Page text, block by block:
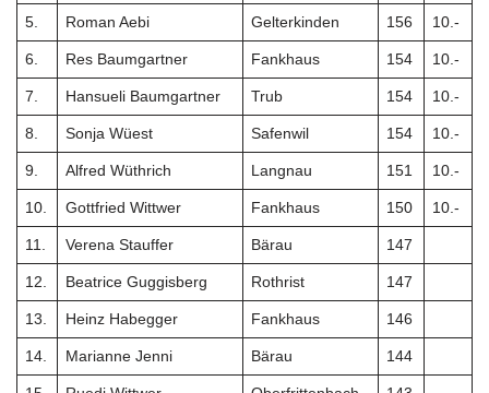
5. Roman Aebi Gelterkinden 156 10.-
6. Res Baumgartner Fankhaus 154 10.-
7. Hansueli Baumgartner Trub 154 10.-
8. Sonja Wüest Safenwil 154 10.-
9. Alfred Wüthrich Langnau 151 10.-
10. Gottfried Wittwer Fankhaus 150 10.-
11. Verena Stauffer Bärau 147
12. Beatrice Guggisberg Rothrist 147
13. Heinz Habegger Fankhaus 146
14. Marianne Jenni Bärau 144